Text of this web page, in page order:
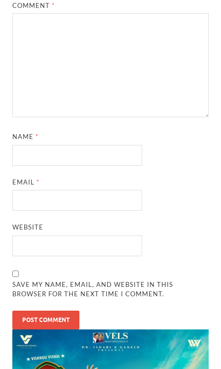
COMMENT *
NAME *
EMAIL *
WEBSITE
SAVE MY NAME, EMAIL, AND WEBSITE IN THIS
BROWSER FOR THE NEXT TIME I COMMENT.